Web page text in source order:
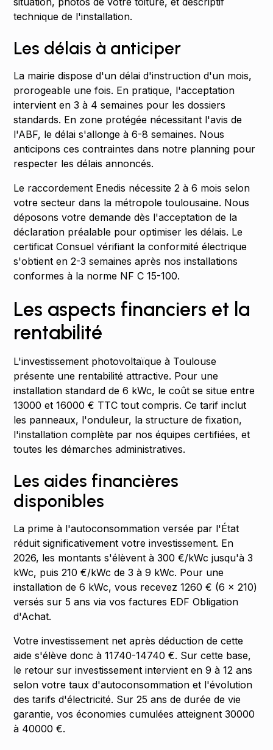
technique de l'installation.
Les délais à anticiper
La mairie dispose d'un délai d'instruction d'un mois,
prorogeable une fois. En pratique, l'acceptation
intervient en 3 à 4 semaines pour les dossiers
standards. En zone protégée nécessitant l'avis de
l'ABF, le délai s'allonge à 6-8 semaines. Nous
anticipons ces contraintes dans notre planning pour
respecter les délais annoncés.
Le raccordement Enedis nécessite 2 à 6 mois selon
votre secteur dans la métropole toulousaine. Nous
déposons votre demande dès l'acceptation de la
déclaration préalable pour optimiser les délais. Le
certificat Consuel vérifiant la conformité électrique
s'obtient en 2-3 semaines après nos installations
conformes à la norme NF C 15-100.
Les aspects financiers et la
rentabilité
L'investissement photovoltaïque à Toulouse
présente une rentabilité attractive. Pour une
installation standard de 6 kWc, le coût se situe entre
13000 et 16000 € TTC tout compris. Ce tarif inclut
les panneaux, l'onduleur, la structure de fixation,
l'installation complète par nos équipes certifiées, et
toutes les démarches administratives.
Les aides financières
disponibles
La prime à l'autoconsommation versée par l'État
réduit significativement votre investissement. En
2026, les montants s'élèvent à 300 €/kWc jusqu'à 3
kWc, puis 210 €/kWc de 3 à 9 kWc. Pour une
installation de 6 kWc, vous recevez 1260 € (6 × 210)
versés sur 5 ans via vos factures EDF Obligation
d'Achat.
Votre investissement net après déduction de cette
aide s'élève donc à 11740-14740 €. Sur cette base,
le retour sur investissement intervient en 9 à 12 ans
selon votre taux d'autoconsommation et l'évolution
des tarifs d'électricité. Sur 25 ans de durée de vie
garantie, vos économies cumulées atteignent 30000
à 40000 €.